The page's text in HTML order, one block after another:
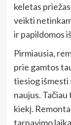
keletas
veikti
ir papildomos
Pirmiausia,
prie gamtos
tiesiog išmesti
naujus.
kiekį.
tarnavimo